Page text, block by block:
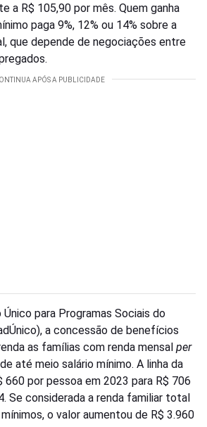
a R$ 105,90 por mês. Quem ganha
paga 9%, 12% ou 14% sobre a
que depende de negociações entre
para Programas Sociais do
a concessão de benefícios
as famílias com renda mensal per
até meio salário mínimo. A linha da
660 por pessoa em 2023 para R$ 706
Se considerada a renda familiar total
o valor aumentou de R$ 3.960